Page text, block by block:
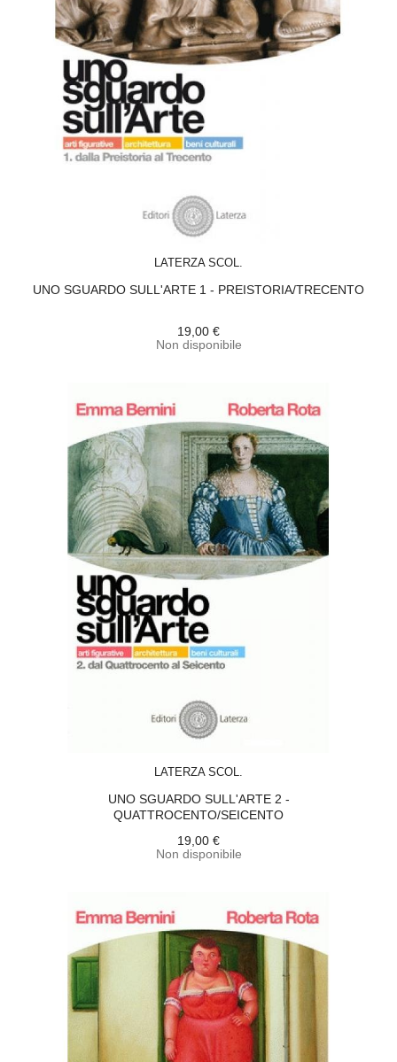
LATERZA SCOL.
UNO SGUARDO SULL'ARTE 1 - PREISTORIA/TRECENTO
19,00 €
Non disponibile
LATERZA SCOL.
UNO SGUARDO SULL'ARTE 2 -
QUATTROCENTO/SEICENTO
19,00 €
Non disponibile